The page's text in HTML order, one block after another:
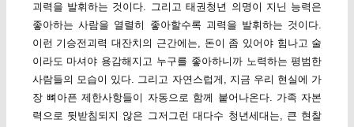
괴력을 발휘하는 것이다. 그리고 태권청년 의명이 지닌 능력은
좋아하는 사람을 열렬히 좋아할수록 괴력을 발휘하는 것이다.
이런 기승전괴력 대잔치의 근간에는, 돈이 좀 있어야 힘나고 술
이라도 마셔야 용감해지고 누구를 좋아하니까 노력하는 평범한
사람들의 모습이 있다. 그리고 자연스럽게, 지금 우리 현실에 가
장 뼈아픈 제한사항들이 자동으로 함께 붙어나온다. 가족 자본
력으로 뒷받침되지 않은 그저그런 대다수 청년세대는, 큰 현찰